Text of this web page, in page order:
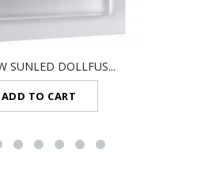
SUNLED DOLLFUS...
ADD TO CART